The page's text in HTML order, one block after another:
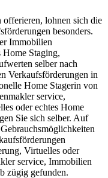
lohnen sich die
besonders.
Immobilien
Home Staging,
selber nach
Verkaufsförderungen in
Home Stagerin von
service,
oder echtes Home
Sie sich selber. Auf
Virtuelles oder
service, Immobilien
zügig gefunden.